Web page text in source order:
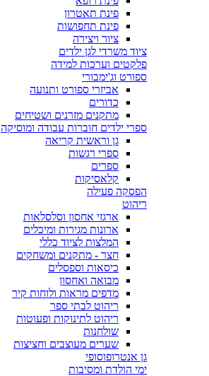
פינת תאטרון
פינת תחפושות
ציור ויצירה
ציוד משרדי לגן ילדים
פלקטים וערכות למידה
ספורט וג'ימבורי
אביזרי ספורט ותנועה
כדורים
מתקנים מזרנים ושטיחים
ספרי ילדים חוברות עבודה ומוסיקה
גן וראשית קריאה
ספרי רגשות
ספרים
קלאסיקות
הפסקה פעילה
ריהוט
ארגזי אחסון וסלסלאות
ארונות מגירות ומיכלים
המלצות לציוד כללי
חצר - מתקנים ומשחקים
כיסאות וספסלים
מבואה ואחסון
מדפים מראות ולוחות קיר
ריהוט לבתי ספר
ריהוט לתינוקות ופעוטות
שולחנות
שערים מעוצבים וחציצות
גן אנטרופוסופי
ימי הולדת ומסיבות